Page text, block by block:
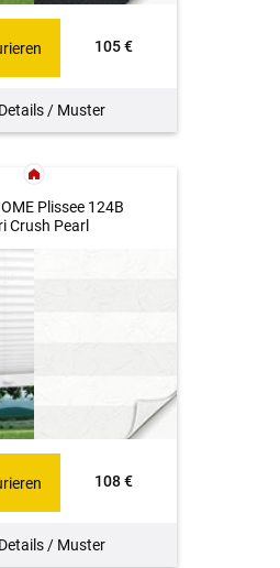
105 €
Details / Muster
Plissee 124B
Crush Pearl
108 €
Details / Muster